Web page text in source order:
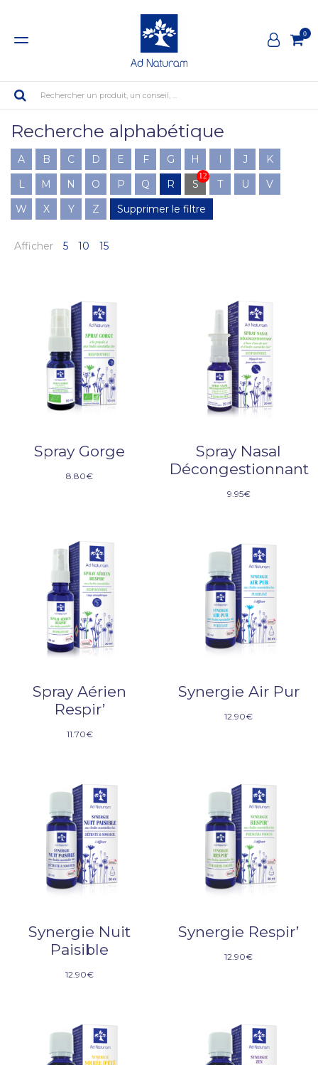
0
Rechercher un produit, un conseil, ...
Recherche alphabétique
A B C D E F G H I J
K
L
M N O P Q R S
12
T U
V
W
X Y Z Supprimer le filtre
Afficher 5 10 15
Spray Gorge
8.80€
Spray Nasal
Décongestionnant
9.95€
Spray Aérien
Respir’
11.70€
Synergie Air Pur
12.90€
Synergie Nuit
Paisible
12.90€
Synergie Respir’
12.90€